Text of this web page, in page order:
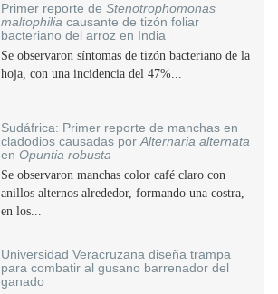
Primer reporte de Stenotrophomonas
maltophilia causante de tizón foliar
bacteriano del arroz en India
Se observaron síntomas de tizón bacteriano de la
hoja, con una incidencia del 47%...
Sudáfrica: Primer reporte de manchas en
cladodios causadas por Alternaria alternata
en Opuntia robusta
Se observaron manchas color café claro con
anillos alternos alrededor, formando una costra,
en los...
Universidad Veracruzana diseña trampa
para combatir al gusano barrenador del
ganado